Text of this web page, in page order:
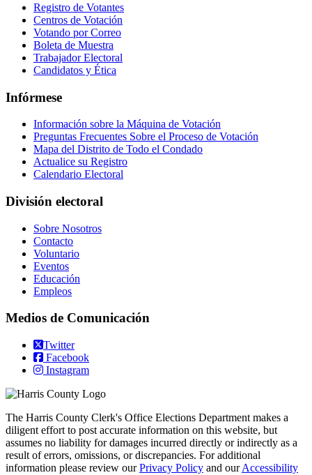
Registro de Votantes
Centros de Votación
Votando por Correo
Boleta de Muestra
Trabajador Electoral
Candidatos y Ética
Infórmese
Información sobre la Máquina de Votación
Preguntas Frecuentes Sobre el Proceso de Votación
Mapa del Distrito de Todo el Condado
Actualice su Registro
Calendario Electoral
División electoral
Sobre Nosotros
Contacto
Voluntario
Eventos
Educación
Empleos
Medios de Comunicación
Twitter
Facebook
Instagram
The Harris County Clerk's Office Elections Department makes a
diligent effort to post accurate information on this website, but
assumes no liability for damages incurred directly or indirectly as a
result of errors, omissions, or discrepancies. For additional
information please review ourPrivacy Policy and ourAccessibility